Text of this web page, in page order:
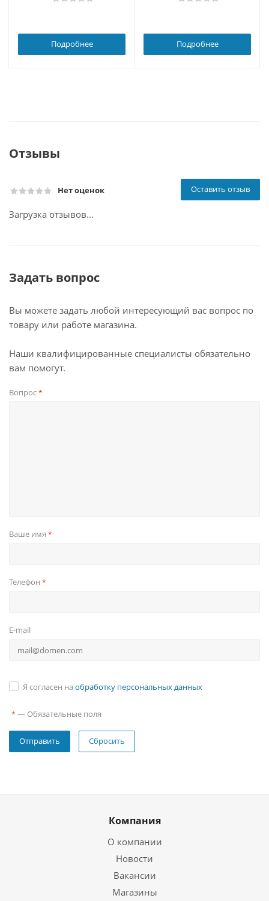
Подробнее Подробнее
Отзывы
Нет оценок Оставить отзыв
Загрузка отзывов...
Задать вопрос
Вы можете задать любой интересующий вас вопрос по
товару или работе магазина.
Наши квалифицированные специалисты обязательно
вам помогут.
Вопрос*
Ваше имя *
Телефон *
E-mail
Я согласен на обработку персональных данных
* — Обязательные поля
Сбросить
Компания
О компании
Новости
Вакансии
Магазины